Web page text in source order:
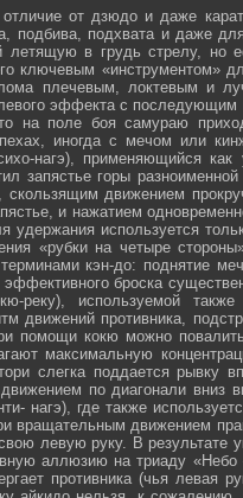
от дзюдо и даже
подбива, подхвата и даже
летящую в грудь стрелу, но
ключевым «инструментом»
плечевым, локтевым и
эффекта с последующим
на поле боя самураю
иногда с мечом или
нагэ), применяющийся
запястье горы
скользящим движением
и нажатием
удержания используется
«рубки на четыре
кэн-до: поднятие
броска
реку), используемой
движений противника,
помощи кокю можно
максимальную
слегка поддается
по диагонали вниз
нагэ), где также
вращательным движением
левую руку. В результате
аллюзию на триаду
противника (чья левая